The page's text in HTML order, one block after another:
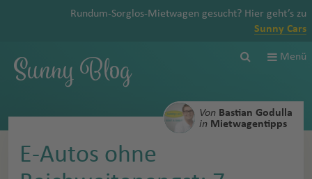
Rundum-Sorglos-Mietwagen gesucht? Hier geht’s zu
Sunny Cars
Sunny Blog Menü
Von Bastian Godulla
in Mietwagentipps
E-Autos ohne